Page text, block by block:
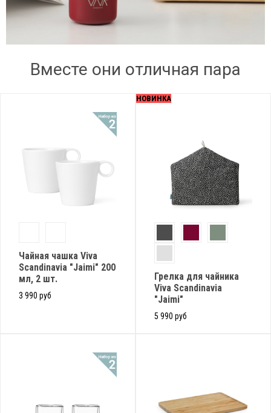
Вместе они отличная пара
Чайная чашка Viva
Scandinavia "Jaimi" 200
мл, 2 шт.
3 990 руб
НОВИНКА
Грелка для чайника
Viva Scandinavia
"Jaimi"
5 990 руб